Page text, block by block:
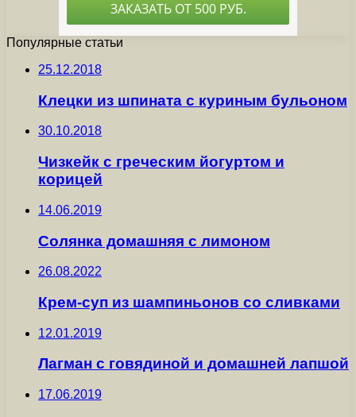
Популярные статьи
25.12.2018
Клецки из шпината с куриным бульоном
30.10.2018
Чизкейк с греческим йогуртом и
корицей
14.06.2019
Солянка домашняя с лимоном
26.08.2022
Крем-суп из шампиньонов со сливками
12.01.2019
Лагман с говядиной и домашней лапшой
17.06.2019